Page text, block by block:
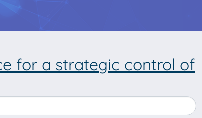
for a strategic control of